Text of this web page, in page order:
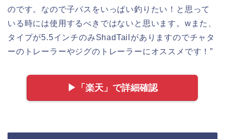
のです。なので子バスをいっぱい釣りたい！と思って
いる時には使用するべきではないと思います。wまた、
タイプが5.5インチのみShadTailがありますのでチャタ
ーのトレーラーやジグのトレーラーにオススメです！”
▶︎「楽天」で詳細確認